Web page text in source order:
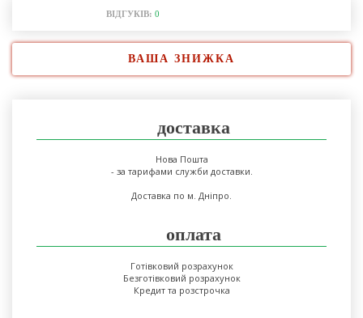
ВІДГУКІВ: 0
ВАША ЗНИЖКА
доставка
Нова Пошта
- за тарифами служби доставки.
Доставка по м. Дніпро.
оплата
Готівковий розрахунок
Безготівковий розрахунок
Кредит та розстрочка